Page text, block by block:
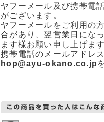
ヤフーメール及び携帯電
がございます。
ヤフーメールをご利用の
合があり、翌営業日にな
ます様お願い申し上げます
携帯電話のメールアドレ
hop@ayu-okano.co.jp